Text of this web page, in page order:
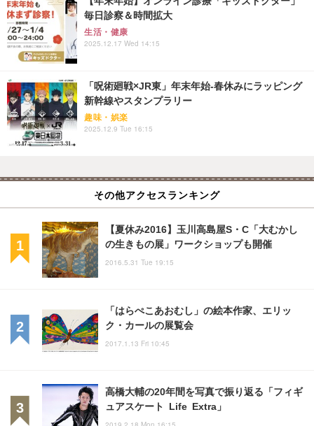
毎日診察＆時間拡大
生活・健康
2025.12.17 Wed 14:15
「呪術廻戦×JR東」年末年始-春休みにラッピング
新幹線やスタンプラリー
趣味・娯楽
2025.12.9 Tue 16:15
その他アクセスランキング
【夏休み2016】玉川高島屋S・C「大むかし
の生きもの展」ワークショップも開催
2016.5.31 Tue 19:15
「はらぺこあおむし」の絵本作家、エリッ
ク・カールの展覧会
2017.1.13 Fri 10:45
高橋大輔の20年間を写真で振り返る「フィギ
ュアスケート Life Extra」